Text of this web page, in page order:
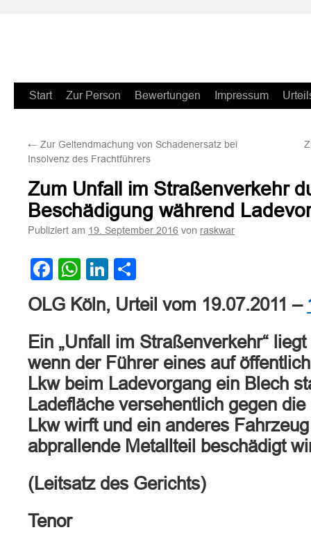
Zum
springen
Start Zur Person Bewertungen Impressum
← Zur Geltendmachung von Schadenersatz bei
Insolvenz des Frachtführers
Zum Unfall im Straßenverkehr
Beschädigung während
Publiziert am 19. September 2016 von raskwar
Facebook
WhatsApp
LinkedIn
OLG Köln, Urteil vom 19.07.2011 –
Ein „Unfall im Straßenverkehr“
wenn der Führer eines auf
Lkw beim Ladevorgang ein Blech
Ladefläche versehentlich gegen
Lkw wirft und ein anderes
abprallende Metallteil beschädigt
(Leitsatz des Gerichts)
Tenor